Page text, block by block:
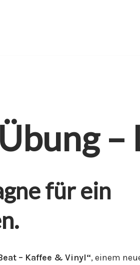
–
für ein
– Kaffee & Vinyl“, einem